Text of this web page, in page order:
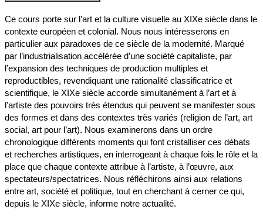
Ce cours porte sur l’art et la culture visuelle au XIXe siècle dans le
contexte européen et colonial. Nous nous intéresserons en
particulier aux paradoxes de ce siècle de la modernité. Marqué
par l’industrialisation accélérée d’une société capitaliste, par
l’expansion des techniques de production multiples et
reproductibles, revendiquant une rationalité classificatrice et
scientifique, le XIXe siècle accorde simultanément à l’art et à
l’artiste des pouvoirs très étendus qui peuvent se manifester sous
des formes et dans des contextes très variés (religion de l’art, art
social, art pour l’art). Nous examinerons dans un ordre
chronologique différents moments qui font cristalliser ces débats
et recherches artistiques, en interrogeant à chaque fois le rôle et la
place que chaque contexte attribue à l’artiste, à l’œuvre, aux
spectateurs/spectatrices. Nous réfléchirons ainsi aux relations
entre art, société et politique, tout en cherchant à cerner ce qui,
depuis le XIXe siècle, informe notre actualité.